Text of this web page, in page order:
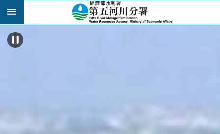
跳到主要內容區塊